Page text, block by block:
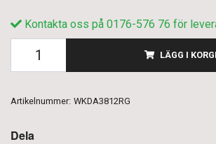
Kontakta oss på 0176-576 76 för
LÄGG I
Artikelnummer: WKDA3812RG
Dela